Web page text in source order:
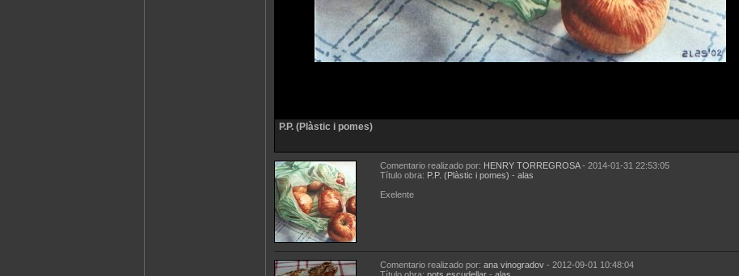
P.P. (Plàstic i pomes)
Comentario realizado por: HENRY TORREGROSA- 2014-01-31 22:53:05
Título obra: P.P. (Plàstic i pomes) - alas
Exelente
Comentario realizado por: ana vinogradov- 2012-09-01 10:48:04